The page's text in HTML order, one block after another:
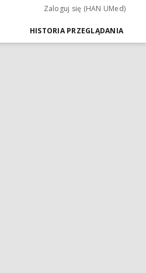
Zaloguj się (HAN UMed)
HISTORIA PRZEGLĄDANIA